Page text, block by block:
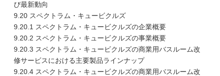
び最新動向
9.20 スペクトラム・キュービクルズ
9.20.1 スペクトラム・キュービクルズの企業概要
9.20.2 スペクトラム・キュービクルズの事業概要
9.20.3 スペクトラム・キュービクルズの商業用バスルーム改
修サービスにおける主要製品ラインナップ
9.20.4 スペクトラム・キュービクルズの商業用バスルーム改